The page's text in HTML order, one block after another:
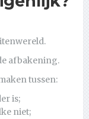
afbakening.
tussen:
is;
niet;